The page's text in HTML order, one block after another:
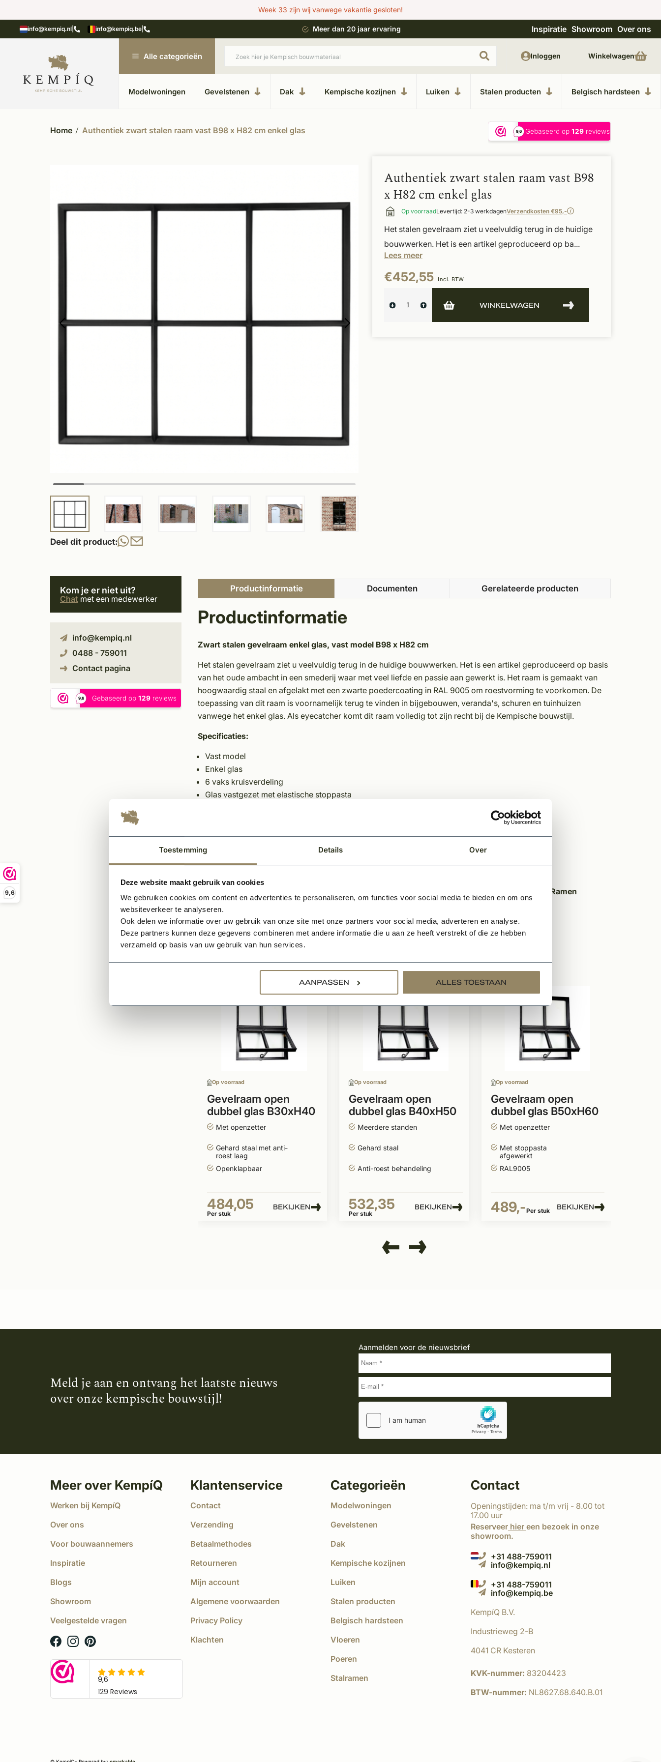
Toestemming Details Over
Deze website maakt gebruik van cookies
We gebruiken cookies om content en advertenties te personaliseren, om functies voor social media te bieden en om ons
websiteverkeer te analyseren.
Ook delen we informatie over uw gebruik van onze site met onze partners voor social media, adverteren en analyse.
Deze partners kunnen deze gegevens combineren met andere informatie die u aan ze heeft verstrekt of die ze hebben
verzameld op basis van uw gebruik van hun services.
AANPASSEN ALLES TOESTAAN
9,6
Week 33 zijn wij vanwege vakantie gesloten!
info@kempiq.nl info@kempiq.be
Unieke materialen in kempische bouwstijl Uitgebreide showroom in Kesteren Unieke materialen in kempische
Inspiratie Showroom Over ons
Alle categorieën
Modelwoningen Gevelstenen Dak Kempische kozijnen Luiken Stalen producten Belgisch hardsteen
Inloggen Winkelwagen
Home Authentiek zwart stalen raam vast B98 x H82 cm enkel glas
Deel dit product:
Authentiek zwart stalen raam vast B98
x H82 cm enkel glas
Op voorraadLevertijd: 2-3 werkdagenVerzendkosten €95,-
Het stalen gevelraam ziet u veelvuldig terug in de huidige
bouwwerken. Het is een artikel geproduceerd op ba...
Lees meer
€452,55 Incl. BTW
WINKELWAGEN
Productinformatie Documenten Gerelateerde producten
Kom je er niet uit?
Chat met een medewerker
info@kempiq.nl
0488 - 759011
Contact pagina
Productinformatie
Zwart stalen gevelraam enkel glas, vast model B98 x H82 cm
Het stalen gevelraam ziet u veelvuldig terug in de huidige bouwwerken. Het is een artikel geproduceerd op basis
van het oude ambacht in een smederij waar met veel liefde en passie aan gewerkt is. Het raam is gemaakt van
hoogwaardig staal en afgelakt met een zwarte poedercoating in RAL 9005 om roestvorming te voorkomen. De
toepassing van dit raam is voornamelijk terug te vinden in bijgebouwen, veranda's, schuren en tuinhuizen
vanwege het enkel glas. Als eyecatcher komt dit raam volledig tot zijn recht bij de Kempische bouwstijl.
Specificaties:
Vast model
Enkel glas
6 vaks kruisverdeling
Glas vastgezet met elastische stoppasta
Voorzien van schroefgaten.
Onze ramen voorzien van dubbel glas worden veelvuldig toegepast in Kempische woningen. Ramen
voorzien van enkel glas worden voornamelijk toegepast in bijgebouwen.
Gerelateerde producten
Op voorraad
Gevelraam open
dubbel glas B30xH40
cmMet openzetter
Gehard staal met anti-
roest laag
Openklapbaar
484,05
Per stuk
BEKIJKEN
Op voorraad
Gevelraam open
dubbel glas B40xH50
Meerdere standen
Gehard staal
Anti-roest behandeling
532,35
Per stuk
BEKIJKEN
Op voorraad
Gevelraam open
dubbel glas B50xH60
Met openzetter
Met stoppasta
afgewerkt
RAL9005
489,-Per stuk BEKIJKEN
Meld je aan en ontvang het laatste nieuws
over onze kempische bouwstijl!
Aanmelden voor de nieuwsbrief
Meer over KempíQ
Werken bij KempíQ
Over ons
Voor bouwaannemers
Inspiratie
Blogs
Showroom
Veelgestelde vragen
Klantenservice
Contact
Verzending
Betaalmethodes
Retourneren
Mijn account
Algemene voorwaarden
Privacy Policy
Klachten
Categorieën
Modelwoningen
Gevelstenen
Dak
Kempische kozijnen
Luiken
Stalen producten
Belgisch hardsteen
Vloeren
Poeren
Stalramen
Contact
Openingstijden: ma t/m vrij - 8.00 tot
17.00 uur
Reserveer hier een bezoek in onze
showroom.
+31 488-759011
info@kempiq.nl
+31 488-759011
info@kempiq.be
KempíQ B.V.
Industrieweg 2-B
4041 CR Kesteren
KVK-nummer: 83204423
BTW-nummer: NL8627.68.640.B.01